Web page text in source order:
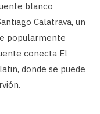
blanco
Calatrava, un
popularmente
conecta El
donde se puede